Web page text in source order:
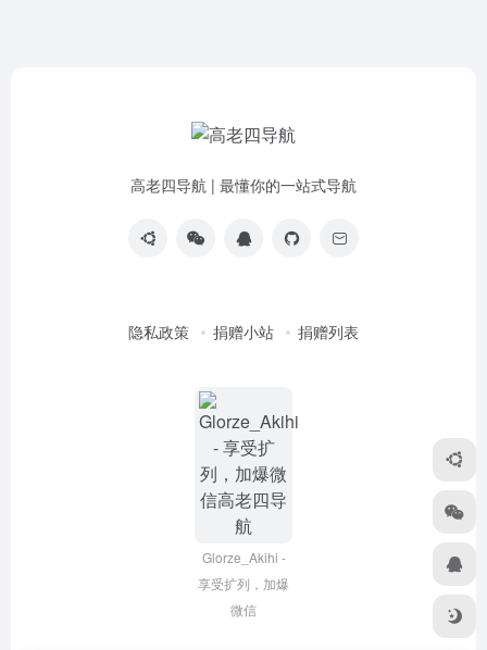
高老四导航 | 最懂你的一站式导航
隐私政策 捐赠小站 捐赠列表
Glorze_Akihi -
享受扩列，加爆
微信